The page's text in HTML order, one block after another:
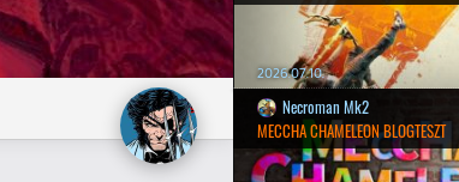
2026.07.10.
Necroman Mk2
MECCHA CHAMELEON BLOGTESZT